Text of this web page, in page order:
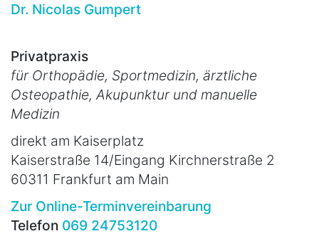
Dr. Nicolas Gumpert
Privatpraxis
für Orthopädie, Sportmedizin, ärztliche
Osteopathie, Akupunktur und manuelle
Medizin
direkt am Kaiserplatz
Kaiserstraße 14/Eingang Kirchnerstraße 2
60311 Frankfurt am Main
Zur Online-Terminvereinbarung
Telefon 069 24753120